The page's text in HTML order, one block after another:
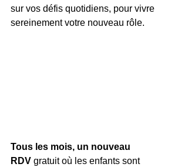
sur vos défis quotidiens, pour vivre
sereinement votre nouveau rôle.
Tous les mois, un nouveau
RDV gratuit où les enfants sont